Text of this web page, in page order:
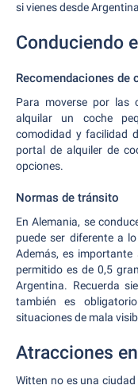
si vienes desde
Conduciendo
Recomendaciones de
Para moverse por las
alquilar un coche
comodidad y facilidad
portal de alquiler de
opciones.
Normas de tránsito
En Alemania, se
puede ser diferente a
Además, es
permitido es de 0,5
Argentina. Recuerda
también es
situaciones de mala
Atracciones
Witten no es una